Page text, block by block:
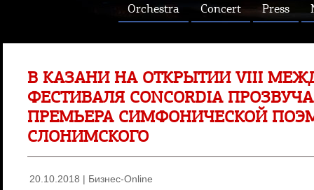
Orchestra Concert Press
В КАЗАНИ НА ОТКРЫТИИ VIII
ФЕСТИВАЛЯ CONCORDIA
ПРЕМЬЕРА СИМФОНИЧЕСКОЙ
СЛОНИМСКОГО
20.10.2018 | Бизнес-Online